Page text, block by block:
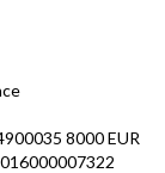
8000 EUR